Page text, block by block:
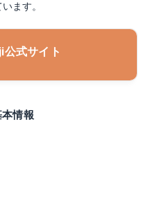
ます。
式サイト
情報